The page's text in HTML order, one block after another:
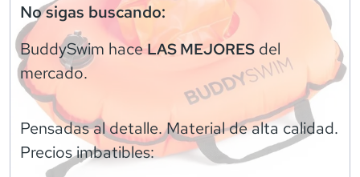
No sigas buscando:
BuddySwim haceLAS MEJORES del
mercado.
Pensadas al detalle. Material de alta calidad.
Precios imbatibles: